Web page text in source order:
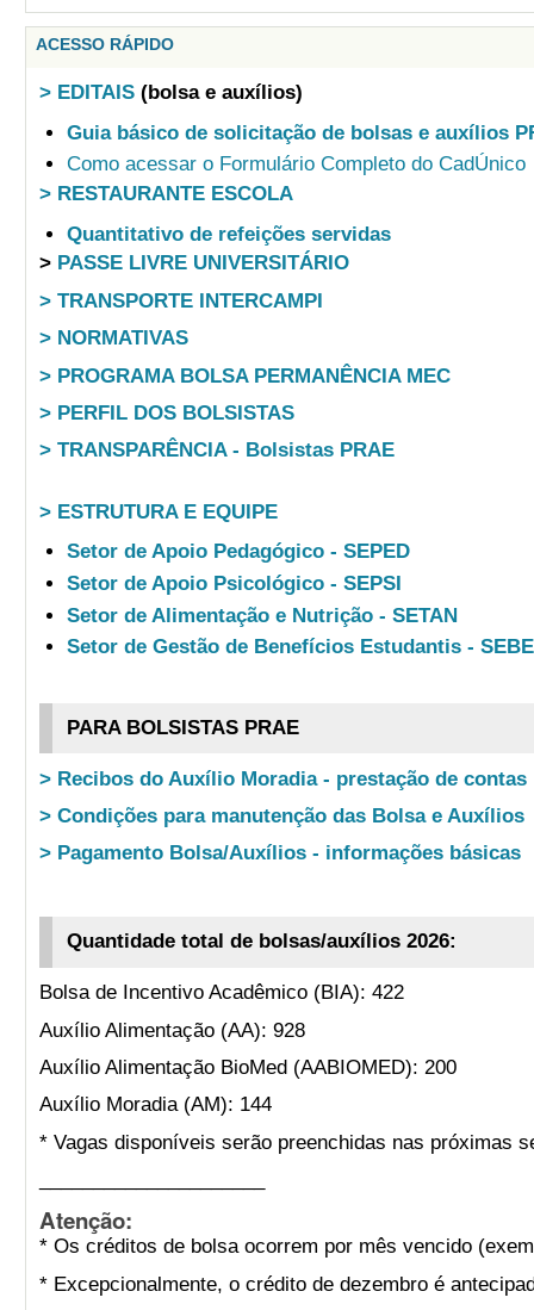
ACESSO RÁPIDO
> EDITAIS (bolsa e auxílios)
Guia básico de solicitação de bolsas e auxílios
Como acessar o Formulário Completo do CadÚnico
> RESTAURANTE ESCOLA
Quantitativo de refeições servidas
> PASSE LIVRE UNIVERSITÁRIO
> TRANSPORTE INTERCAMPI
> NORMATIVAS
> PROGRAMA BOLSA PERMANÊNCIA MEC
> PERFIL DOS BOLSISTAS
> TRANSPARÊNCIA - Bolsistas PRAE
> ESTRUTURA E EQUIPE
Setor de Apoio Pedagógico - SEPED
Setor de Apoio Psicológico - SEPSI
Setor de Alimentação e Nutrição - SETAN
Setor de Gestão de Benefícios Estudantis -
PARA BOLSISTAS PRAE
> Recibos do Auxílio Moradia - prestação de contas
> Condições para manutenção das Bolsa e Auxílios
> Pagamento Bolsa/Auxílios - informações básicas
Quantidade total de bolsas/auxílios 2026:
Bolsa de Incentivo Acadêmico (BIA): 422
Auxílio Alimentação (AA): 928
Auxílio Alimentação BioMed (AABIOMED): 200
Auxílio Moradia (AM): 144
* Vagas disponíveis serão preenchidas nas próximas
Atenção:
* Os créditos de bolsa ocorrem por mês vencido
* Excepcionalmente, o crédito de dezembro é